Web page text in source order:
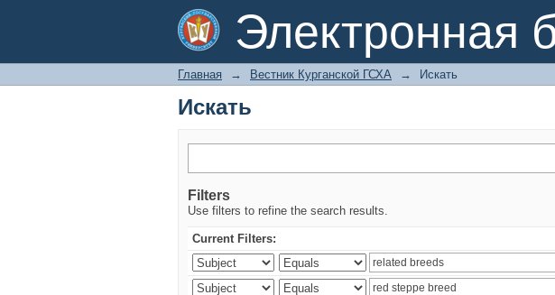
Электронная
Искать
Главная → Вестник Курганской ГСХА → Искать
Искать
Filters
Use filters to refine the search results.
Current Filters: